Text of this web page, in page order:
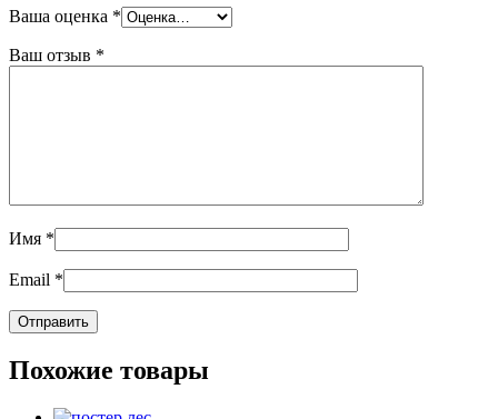
Ваша оценка *
Ваш отзыв *
Имя *
Email *
Похожие товары